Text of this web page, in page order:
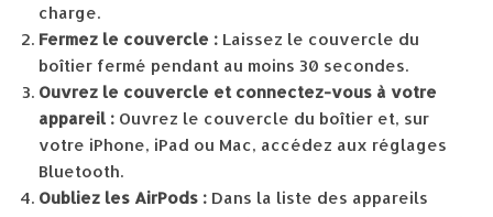
charge.
Fermez le couvercle : Laissez le couvercle du
boîtier fermé pendant au moins 30 secondes.
Ouvrez le couvercle et connectez-vous à votre
appareil : Ouvrez le couvercle du boîtier et, sur
votre iPhone, iPad ou Mac, accédez aux réglages
Bluetooth.
Oubliez les AirPods : Dans la liste des appareils